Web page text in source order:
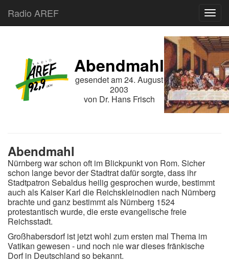
Radio AREF
Abendmahl
gesendet am24. August
2003
von Dr. Hans Frisch
Abendmahl
Nürnberg war schon oft im Blickpunkt von Rom. Sicher
schon lange bevor der Stadtrat dafür sorgte, dass ihr
Stadtpatron Sebaldus heilig gesprochen wurde, bestimmt
auch als Kaiser Karl die Reichskleinodien nach Nürnberg
brachte und ganz bestimmt als Nürnberg 1524
protestantisch wurde, die erste evangelische freie
Reichsstadt.
Großhabersdorf ist jetzt wohl zum ersten mal Thema im
Vatikan gewesen - und noch nie war dieses fränkische
Dorf in Deutschland so bekannt.